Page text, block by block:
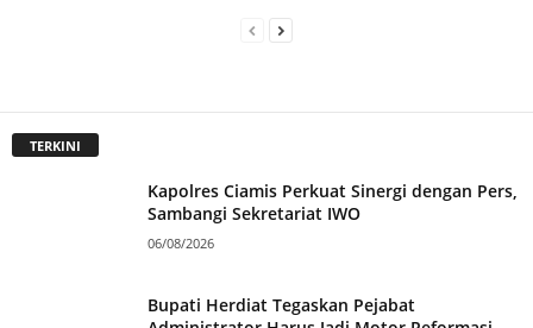
TERKINI
Kapolres Ciamis Perkuat Sinergi dengan Pers,
Sambangi Sekretariat IWO
06/08/2026
Bupati Herdiat Tegaskan Pejabat